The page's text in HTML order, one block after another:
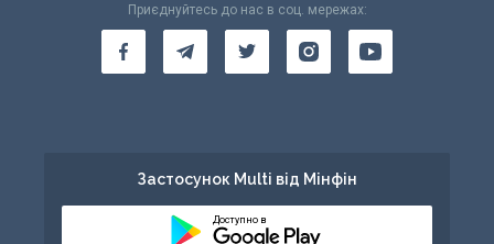
Приєднуйтесь до нас в соц. мережах:
Застосунок Multi від Мінфін
Доступно в